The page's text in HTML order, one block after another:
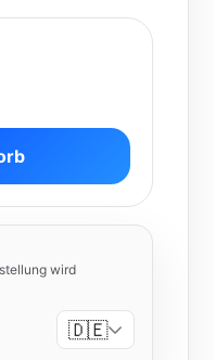
wird
🇩🇪